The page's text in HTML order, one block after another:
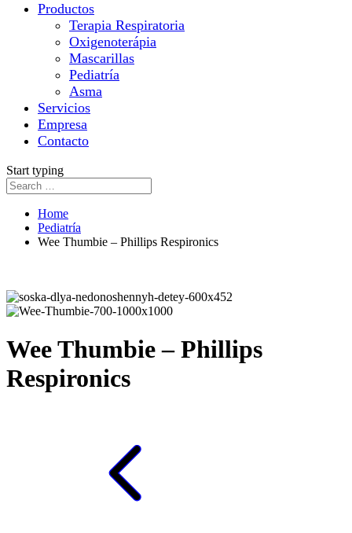
Productos
Terapia Respiratoria
Oxigenoterápia
Mascarillas
Pediatría
Asma
Servicios
Empresa
Contacto
Start typing
Home
Pediatría
Wee Thumbie – Phillips Respironics
Wee Thumbie – Phillips
Respironics